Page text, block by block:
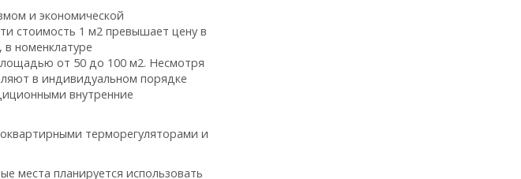
и экономической
стоимость 1 м2 превышает цену в
номенклатуре
от 50 до 100 м2. Несмотря
в индивидуальном порядке
внутренние
терморегуляторами и
места планируется использовать